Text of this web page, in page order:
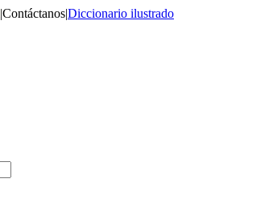
|Contáctanos|Diccionario ilustrado